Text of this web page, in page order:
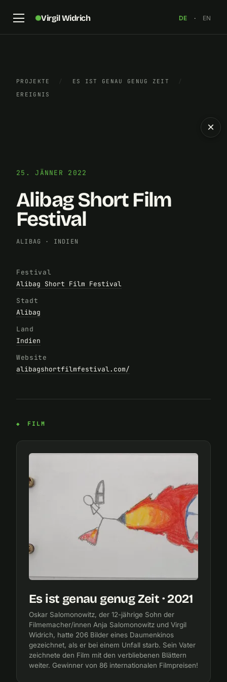
Virgil Widrich DE · EN
PROJEKTE / ES IST GENAU GENUG ZEIT
/
EREIGNIS
25. JÄNNER 2022
Alibag Short Film
Festival
ALIBAG · INDIEN
Festival
Alibag Short Film Festival
Stadt
Alibag
Land
Indien
Website
alibagshortfilmfestival.com/
FILM
Es ist genau genug Zeit · 2021
Oskar Salomonowitz, der 12-jährige Sohn der
Filmemacher/innen Anja Salomonowitz und Virgil
Widrich, hatte 206 Bilder eines Daumenkinos
gezeichnet, als er bei einem Unfall starb. Sein Vater
zeichnete den Film mit den verbliebenen Blättern
weiter. Gewinner von 86 internationalen Filmpreisen!
×